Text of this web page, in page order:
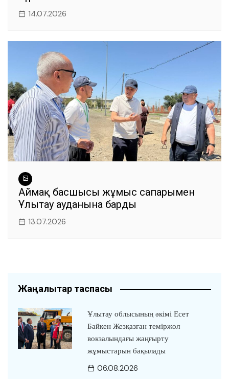
14.07.2026
Аймақ басшысы жұмыс сапарымен
Ұлытау ауданына барды
13.07.2026
Жаңалықтар таспасы
Ұлытау облысының әкімі Есет
Байкен Жезқазған теміржол
вокзалындағы жаңғырту
жұмыстарын бақылады
06.08.2026